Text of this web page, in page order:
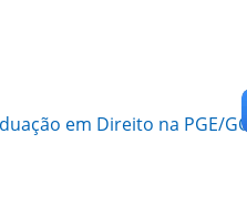
em Direito na PGE/GO